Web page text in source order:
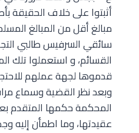
أثبتوا على خلاف الحقيقة
مبالغ أقل من المبالغ
سائقي السرفيس طالبي
القسائم، و استعملوا تلك
قدموها لجهة عملهم
وبعد نظر القضية وسماع
المحكمة حكمها المتقدم
عقيدتها، وما اطمأن إليه